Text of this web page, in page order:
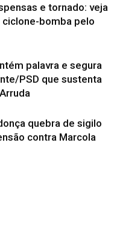
e tornado: veja
bomba pelo
palavra e segura
PSD que sustenta
quebra de sigilo
contra Marcola